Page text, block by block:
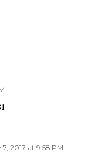
2017 at 9:58 PM